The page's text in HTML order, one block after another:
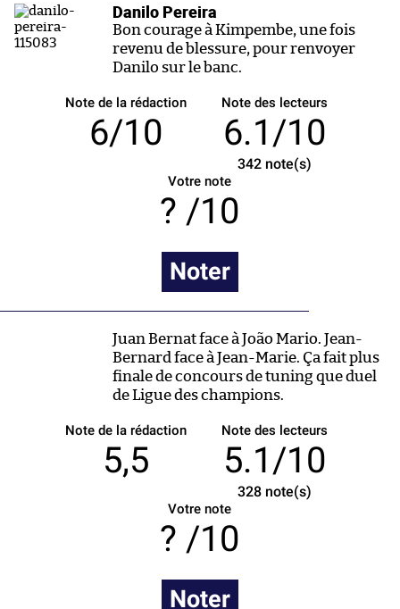
Danilo Pereira
Bon courage à Kimpembe, une fois
revenu de blessure, pour renvoyer
Danilo sur le banc.
Note de la rédaction
6/10
Note des lecteurs
6.1/10
342note(s)
Votre note
/10
Noter
Juan Bernat face à João Mario. Jean-
Bernard face à Jean-Marie. Ça fait plus
finale de concours de tuning que duel
de Ligue des champions.
Note de la rédaction
5,5
Note des lecteurs
5.1/10
328note(s)
Votre note
/10
Noter